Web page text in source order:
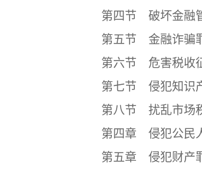
第四节 破坏金融
第五节 金融诈骗
第六节 危害税收
第七节 侵犯知识
第八节 扰乱市场
第四章 侵犯公民人
第五章 侵犯财产